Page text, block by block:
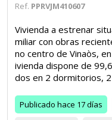
Ref. PPRVJM410607
Vivienda a estrenar
miliar con obras
no centro de Vinaòs,
ivienda dispone de
dos en 2 dormitorios, 2
Publicado hace 17 días